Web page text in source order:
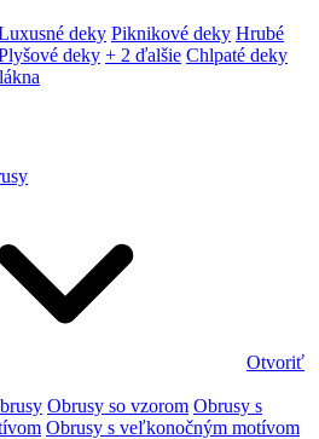
deky Piknikové deky Hrubé
deky + 2 ďalšie Chlpaté deky
Otvoriť
Obrusy so vzorom Obrusy s
Obrusy s veľkonočným motívom